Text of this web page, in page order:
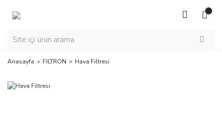
Anasayfa FILTRON Hava Filtresi